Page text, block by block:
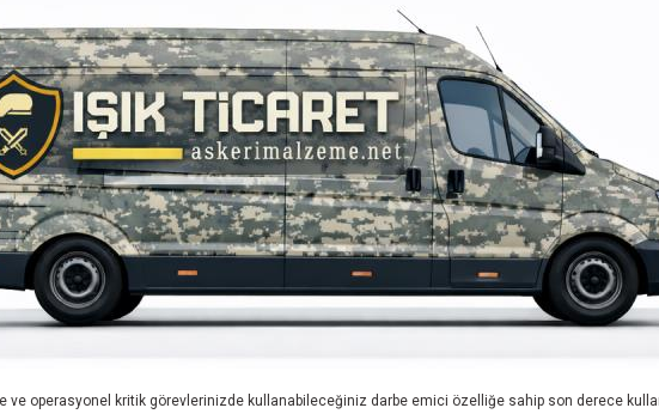
operasyonel kritik görevlerinizde kullanabileceğiniz darbe emici özelliğe sahip son derece